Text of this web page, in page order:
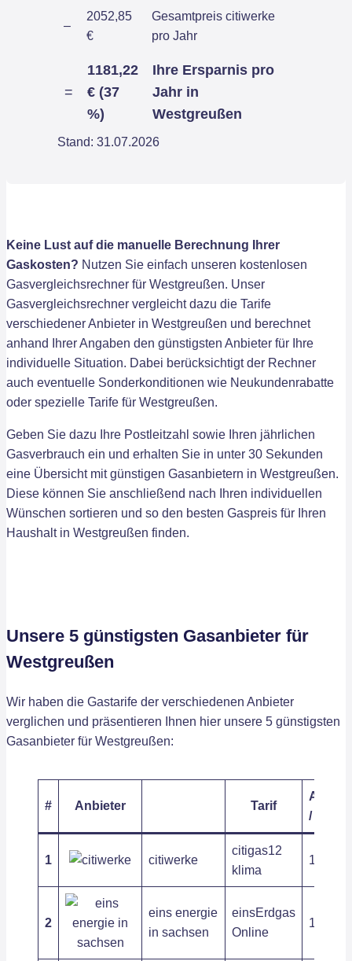
–
2052,85
€
Gesamtpreis citiwerke
pro Jahr
=
1181,22
€ (37
%)
Ihre Ersparnis pro
Jahr in
Westgreußen
Stand: 31.07.2026
Keine Lust auf die manuelle Berechnung Ihrer
Gaskosten? Nutzen Sie einfach unseren kostenlosen
Gasvergleichsrechner für Westgreußen. Unser
Gasvergleichsrechner vergleicht dazu die Tarife
verschiedener Anbieter in Westgreußen und berechnet
anhand Ihrer Angaben den günstigsten Anbieter für Ihre
individuelle Situation. Dabei berücksichtigt der Rechner
auch eventuelle Sonderkonditionen wie Neukundenrabatte
oder spezielle Tarife für Westgreußen.
Geben Sie dazu Ihre Postleitzahl sowie Ihren jährlichen
Gasverbrauch ein und erhalten Sie in unter 30 Sekunden
eine Übersicht mit günstigen Gasanbietern in Westgreußen.
Diese können Sie anschließend nach Ihren individuellen
Wünschen sortieren und so den besten Gaspreis für Ihren
Haushalt in Westgreußen finden.
Unsere 5 günstigsten Gasanbieter für
Westgreußen
Wir haben die Gastarife der verschiedenen Anbieter
verglichen und präsentieren Ihnen hier unsere 5 günstigsten
Gasanbieter für Westgreußen:
# Anbieter Tarif
/ kWh
1 citiwerke
citigas12
klima
12,39 ct
2
eins energie
in sachsen
einsErdgas
Online
10,46 ct